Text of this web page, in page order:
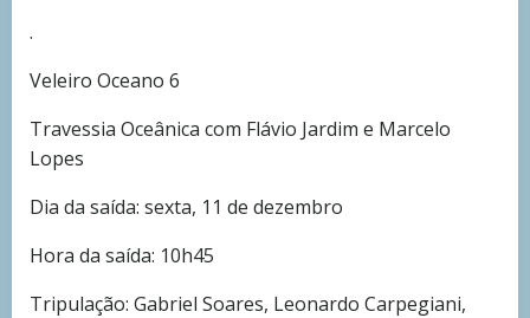
.
Veleiro Oceano 6
Travessia Oceânica com Flávio Jardim e Marcelo
Lopes
Dia da saída: sexta, 11 de dezembro
Hora da saída: 10h45
Tripulação: Gabriel Soares, Leonardo Carpegiani,